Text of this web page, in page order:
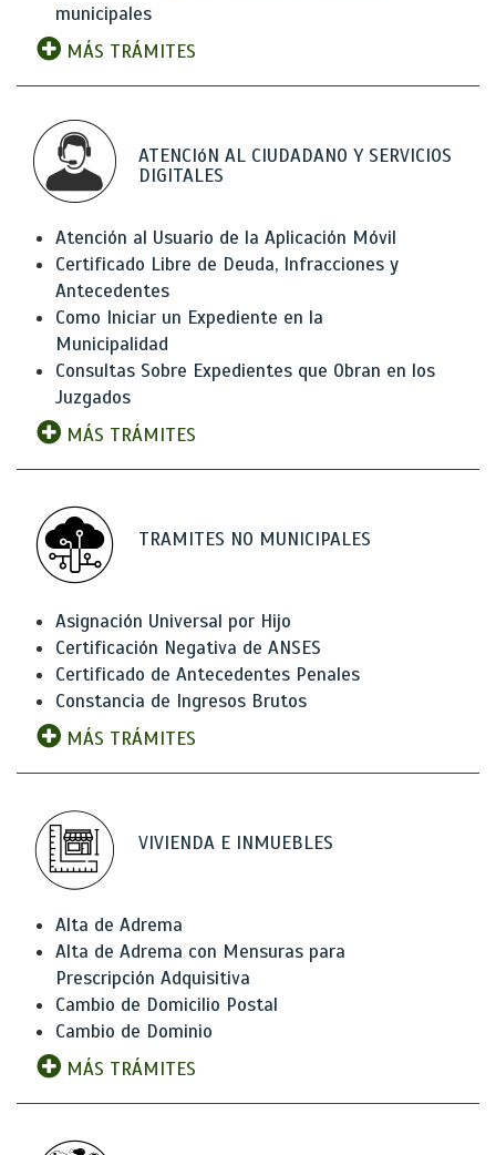
municipales
MÁS TRÁMITES
ATENCIóN AL CIUDADANO Y SERVICIOS
DIGITALES
Atención al Usuario de la Aplicación Móvil
Certificado Libre de Deuda, Infracciones y
Antecedentes
Como Iniciar un Expediente en la
Municipalidad
Consultas Sobre Expedientes que Obran en los
Juzgados
MÁS TRÁMITES
TRAMITES NO MUNICIPALES
Asignación Universal por Hijo
Certificación Negativa de ANSES
Certificado de Antecedentes Penales
Constancia de Ingresos Brutos
MÁS TRÁMITES
VIVIENDA E INMUEBLES
Alta de Adrema
Alta de Adrema con Mensuras para
Prescripción Adquisitiva
Cambio de Domicilio Postal
Cambio de Dominio
MÁS TRÁMITES